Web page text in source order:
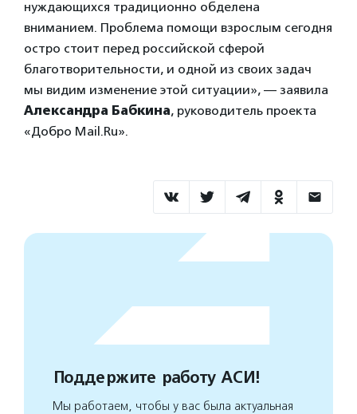
нуждающихся традиционно обделена
вниманием. Проблема помощи взрослым сегодня
остро стоит перед российской сферой
благотворительности, и одной из своих задач
мы видим изменение этой ситуации», — заявила
Александра Бабкина, руководитель проекта
«Добро Mail.Ru».
Поддержите работу АСИ!
Мы работаем, чтобы у вас была актуальная